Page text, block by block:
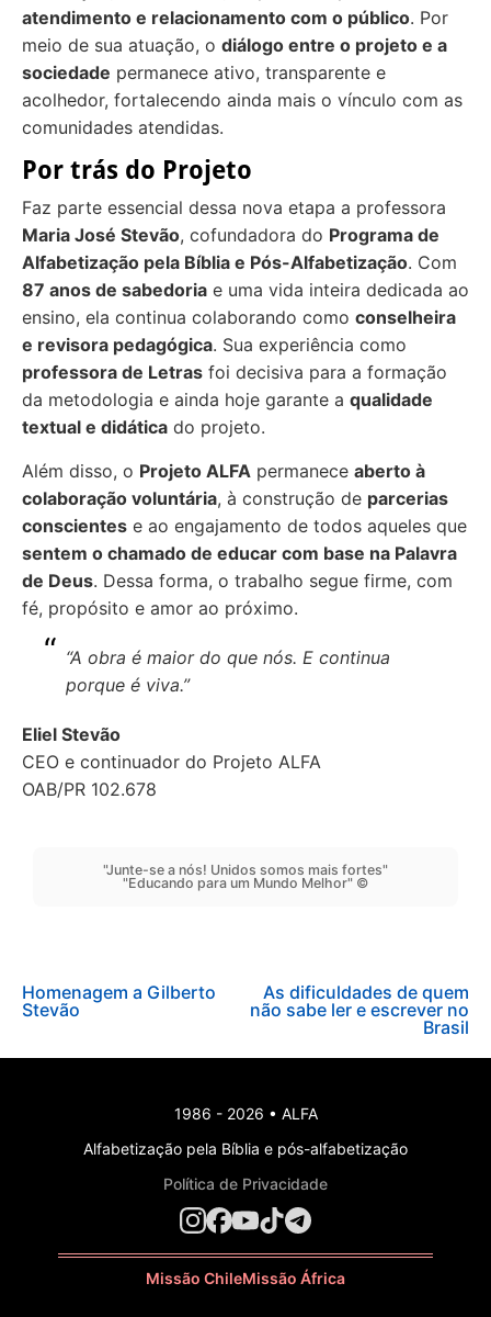
atendimento e relacionamento com o público. Por
meio de sua atuação, o diálogo entre o projeto e a
sociedade permanece ativo, transparente e
acolhedor, fortalecendo ainda mais o vínculo com as
comunidades atendidas.
Por trás do Projeto
Faz parte essencial dessa nova etapa a professora
Maria José Stevão, cofundadora do Programa de
Alfabetização pela Bíblia e Pós-Alfabetização. Com
87 anos de sabedoria e uma vida inteira dedicada ao
ensino, ela continua colaborando como conselheira
e revisora pedagógica. Sua experiência como
professora de Letras foi decisiva para a formação
da metodologia e ainda hoje garante a qualidade
textual e didática do projeto.
Além disso, o Projeto ALFA permanece aberto à
colaboração voluntária, à construção de parcerias
conscientes e ao engajamento de todos aqueles que
sentem o chamado de educar com base na Palavra
de Deus. Dessa forma, o trabalho segue firme, com
fé, propósito e amor ao próximo.
“A obra é maior do que nós. E continua
porque é viva.”
Eliel Stevão
CEO e continuador do Projeto ALFA
OAB/PR 102.678
"Junte-se a nós! Unidos somos mais fortes"
"Educando para um Mundo Melhor" ©
Navegação
de
Homenagem a Gilberto
Stevão
As dificuldades de quem
não sabe ler e escrever no
Brasil
1986 - 2026 • ALFA
Alfabetização pela Bíblia e pós-alfabetização
Política de Privacidade
Missão ChileMissão África